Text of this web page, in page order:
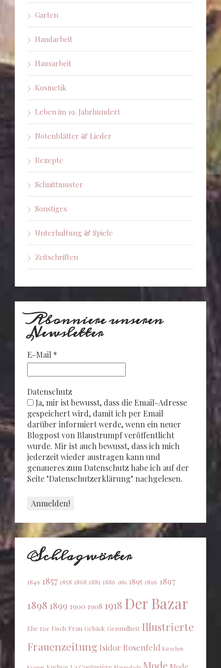
Garten
Handarbeit
Hausarbeit
Kosmetik
Leben im 19. Jahrhundert
Notenblätter & Lieder
Rezepte
Schnittmuster
Sonstiges
Unterhaltung & Spiele
Zeitschriften
Abonniere unseren
Newsletter
E-Mail *
Datenschutz
Ja, mir ist bewusst, dass die Email-Adresse
gespeichert wird, damit ich per Email
darüber informiert werde, wenn ein neuer
Blogpost von Blaustrumpf veröffentlicht
wurde. Mir ist auch bewusst, dass ich mich
jederzeit wieder austragen kann und
genaueres zum Datenschutz habe ich auf der
Seite "Datenschutzerklärung" nachgelesen.
Schlagwörter
1849 1857 1858 1868 1881 1886 1889 1895 1896 1897
1898 1899 1900 1908 1918 Der Bazar
Ehe Eier Fisch Frau Gebäck Gesundheit Illustrierte
Frauenzeitung Isidor Rosenfeld Kirschen